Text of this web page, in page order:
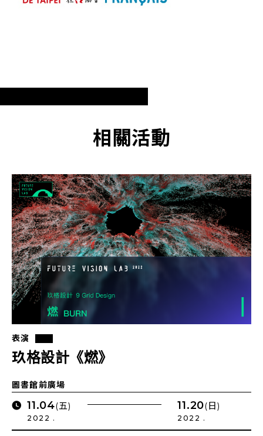
相關活動
表演
玖格設計《燃》
圖書館前廣場
11.04(五)
2022 .
11.20(日)
2022 .